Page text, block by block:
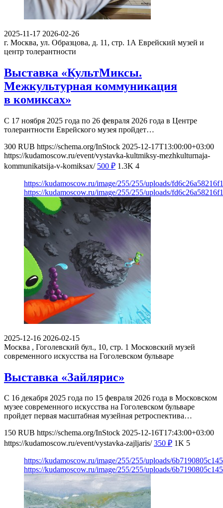
2025-11-17 2026-02-26
г. Москва, ул. Образцова, д. 11, стр. 1А Еврейский музей и
центр толерантности
Выставка «КультМиксы.
Межкультурная коммуникация
в комиксах»
С 17 ноября 2025 года по 26 февраля 2026 года в Центре
толерантности Еврейского музея пройдет…
300 RUB https://schema.org/InStock 2025-12-17T13:00:00+03:00
https://kudamoscow.ru/event/vystavka-kultmiksy-mezhkulturnaja-
kommunikatsija-v-komiksax/ 500 ₽ 1.3K 4
https://kudamoscow.ru/image/255/255/uploads/
https://kudamoscow.ru/image/255/255/uploads/
2025-12-16 2026-02-15
Москва , Гоголевский бул., 10, стр. 1 Московский музей
современного искусства на Гоголевском бульваре
Выставка «Зайлярис»
С 16 декабря 2025 года по 15 февраля 2026 года в Московском
музее современного искусства на Гоголевском бульваре
пройдет первая масштабная музейная ретроспектива…
150 RUB https://schema.org/InStock 2025-12-16T17:43:00+03:00
https://kudamoscow.ru/event/vystavka-zajljaris/ 350 ₽ 1K 5
https://kudamoscow.ru/image/255/255/uploads/
https://kudamoscow.ru/image/255/255/uploads/